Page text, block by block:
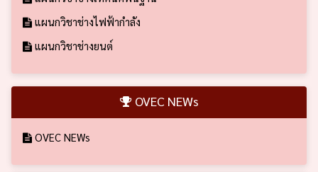
แผนกวิชาช่างไฟฟ้ากำลัง
แผนกวิชาช่างยนต์
OVEC NEWs
OVEC NEWs